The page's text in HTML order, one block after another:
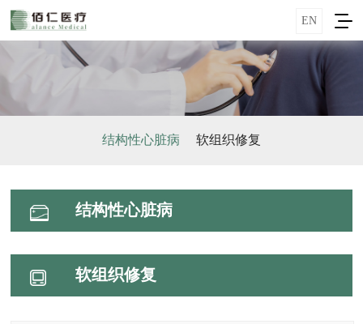
EN
结构性心脏病 软组织修复
结构性心脏病
软组织修复